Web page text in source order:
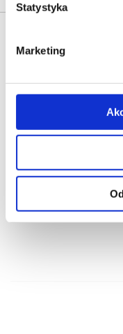
Statystyka
Marketing
Wino to